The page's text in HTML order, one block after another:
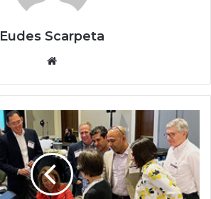
Eudes Scarpeta